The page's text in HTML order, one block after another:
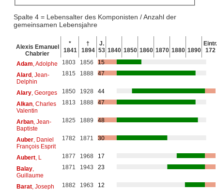
Spalte 4 = Lebensalter des Komponisten / Anzahl der
gemeinsamen Lebensjahre
Alexis Emanuel
Chabrier
*
1841
†
1894
J.
53 1840 1850 1860 1870 1880 1890
Eintr.
172
Adam , Adolphe 1803 1856
15
Alard, Jean-
Delphin
1815 1888 47
Alary, Georges 1850 1928
44
Alkan, Charles
Valentin
1813 1888 47
Arban, Jean-
Baptiste
1825 1889 48
Auber, Daniel
François Esprit
1782 1871 30
Aubert, L 1877 1968
17
Balay,
Guillaume
1871 1943 23
Barat, Joseph
1882 1963 12